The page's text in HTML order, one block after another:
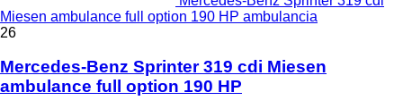
Miesen ambulance full option 190 HP ambulancia
26
Mercedes-Benz Sprinter 319 cdi Miesen
ambulance full option 190 HP